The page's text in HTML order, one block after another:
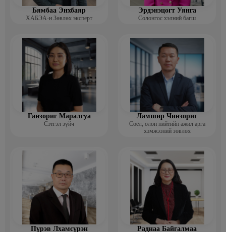
Бямбаа Энхбаяр
ХАБЭА-н Зөвлөх эксперт
Эрдэнэцогт Уянга
Солонгос хэлний багш
Ганзориг Маралгуа
Сэтгэл зүйч
Ламшир Чинзориг
Соёл, олон нийтийн ажил арга
хэмжээний зөвлөх
Пүрэв Лхамсүрэн Раднаа Байгалмаа